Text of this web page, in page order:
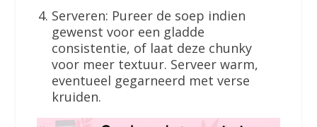
Serveren: Pureer de soep indien
gewenst voor een gladde
consistentie, of laat deze chunky
voor meer textuur. Serveer warm,
eventueel gegarneerd met verse
kruiden.